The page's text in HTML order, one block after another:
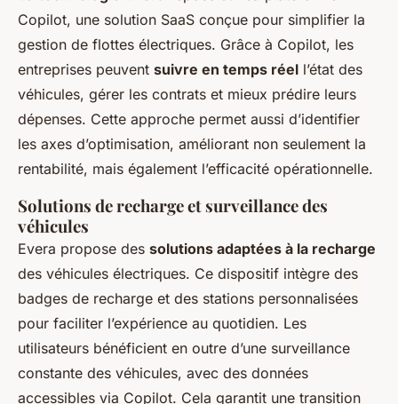
Copilot, une solution SaaS conçue pour simplifier la
gestion de flottes électriques. Grâce à Copilot, les
entreprises peuvent suivre en temps réel l’état des
véhicules, gérer les contrats et mieux prédire leurs
dépenses. Cette approche permet aussi d’identifier
les axes d’optimisation, améliorant non seulement la
rentabilité, mais également l’efficacité opérationnelle.
Solutions de recharge et surveillance des
véhicules
Evera propose des solutions adaptées à la recharge
des véhicules électriques. Ce dispositif intègre des
badges de recharge et des stations personnalisées
pour faciliter l’expérience au quotidien. Les
utilisateurs bénéficient en outre d’une surveillance
constante des véhicules, avec des données
accessibles via Copilot. Cela garantit une transition